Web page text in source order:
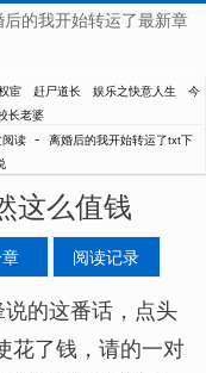
后的我开始转运了最新章
宦 赶尸道长 娱乐之快意人生
今
长老婆
读 - 离婚后的我开始转运了txt下
这么值钱
阅读记录
的这番话，点头
花了钱，请的一对